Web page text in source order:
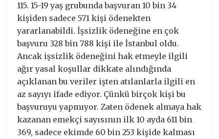
115. 15-19 yaş grubunda başvuran 10 bin 34
kişiden sadece 571 kişi ödenekten
yararlanabildi. İşsizlik ödeneğine en çok
başvuru 328 bin 788 kişi ile İstanbul oldu.
Ancak işsizlik ödeneğini hak etmeyle ilgili
ağır yasal koşullar dikkate alındığında
açıklanan bu veriler işten atılanlarla ilgili en
az sayıyı ifade ediyor. Çünkü birçok kişi bu
başvuruyu yapmıyor. Zaten ödenek almaya hak
kazanan emekçi sayısının ilk 10 ayda 611 bin
369, sadece ekimde 60 bin 253 kişide kalması